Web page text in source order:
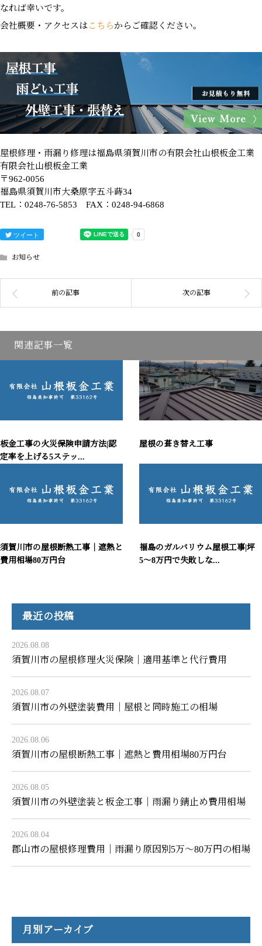
なれば幸いです。
会社概要・アクセスはこちらからご確認ください。
屋根修理・雨漏り修理は福島県須賀川市の有限会社山根板金工業
有限会社山根板金工業
〒962-0056
福島県須賀川市大桑原字五斗蒔34
TEL：0248-76-5853 FAX：0248-94-6868
ツイート
お知らせ
関連記事一覧
板金工事の火災保険申請方法|認
定率を上げる5ステッ...
屋根の葺き替え工事
須賀川市の屋根断熱工事｜遮熱と
費用相場80万円台
福島のガルバリウム屋根工事|坪
5〜8万円で失敗しな...
最近の投稿
2026.08.08
須賀川市の屋根修理火災保険｜適用基準と代行費用
2026.08.07
須賀川市の外壁塗装費用｜屋根と同時施工の相場
2026.08.06
須賀川市の屋根断熱工事｜遮熱と費用相場80万円台
2026.08.05
須賀川市の外壁塗装と板金工事｜雨漏り錆止め費用相場
2026.08.04
郡山市の屋根修理費用｜雨漏り原因別5万〜80万円の相場
月別アーカイブ